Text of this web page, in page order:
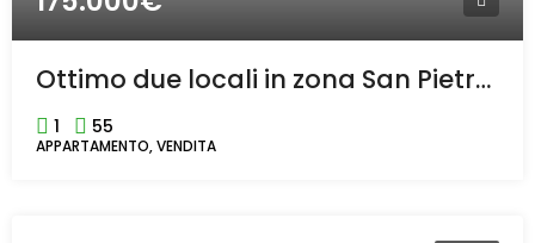
Ottimo due locali in zona San Pietro a Rho
1 55
APPARTAMENTO, VENDITA